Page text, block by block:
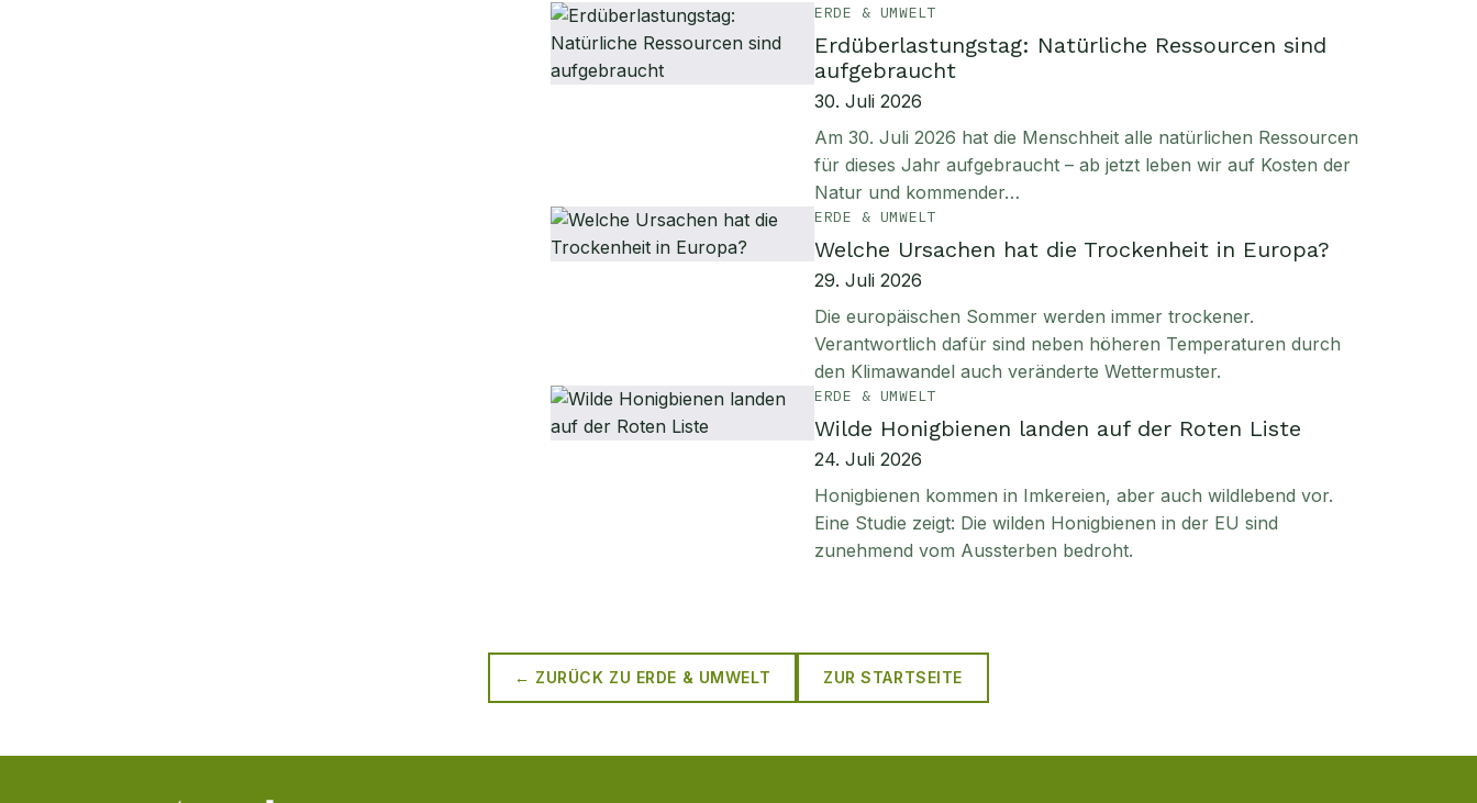
ERDE & UMWELT
Erdüberlastungstag: Natürliche Ressourcen sind
aufgebraucht
30. Juli 2026
Am 30. Juli 2026 hat die Menschheit alle natürlichen Ressourcen
für dieses Jahr aufgebraucht – ab jetzt leben wir auf Kosten der
Natur und kommender…
ERDE & UMWELT
Welche Ursachen hat die Trockenheit in Europa?
29. Juli 2026
Die europäischen Sommer werden immer trockener.
Verantwortlich dafür sind neben höheren Temperaturen durch
den Klimawandel auch veränderte Wettermuster.
ERDE & UMWELT
Wilde Honigbienen landen auf der Roten Liste
24. Juli 2026
Honigbienen kommen in Imkereien, aber auch wildlebend vor.
Eine Studie zeigt: Die wilden Honigbienen in der EU sind
zunehmend vom Aussterben bedroht.
← ZURÜCK ZU ERDE & UMWELT ZUR STARTSEITE